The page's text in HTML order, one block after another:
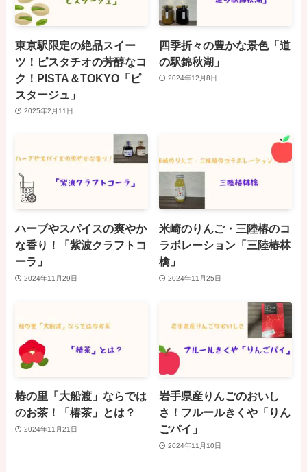
東京駅限定の絶品スイー
ツ！ピスタチオの芳醇なコ
ク！PISTA＆TOKYO「ピ
スタージュ」
2025年2月11日
四季折々の豊かな景色「道
の駅錦秋湖」
2024年12月8日
ハーブやスパイスの爽やか
な香り！「紫波クラフトコ
ーラ」
2024年11月29日
米崎のりんご・三陸椿のコ
ラボレーション「三陸椿林
檎」
2024年11月25日
椿の里「大船渡」ならでは
のお茶！「椿茶」とは？
2024年11月21日
岩手県産りんごのおいし
さ！フルールきくや「りん
ごパイ」
2024年11月10日